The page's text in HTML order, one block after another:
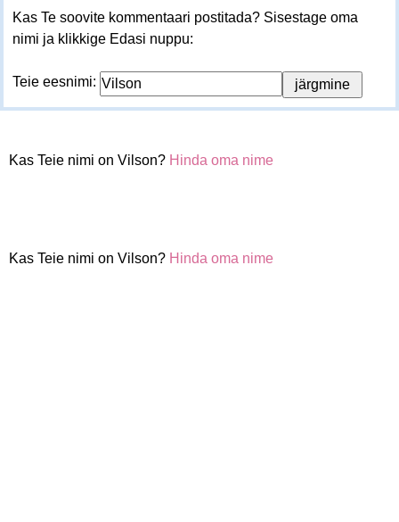
Kas Te soovite kommentaari postitada? Sisestage oma
nimi ja klikkige Edasi nuppu:
Teie eesnimi:
Kas Teie nimi on Vilson? Hinda oma nime
Kas Teie nimi on Vilson? Hinda oma nime